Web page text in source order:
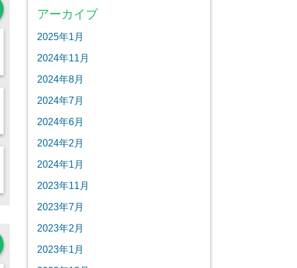
アーカイブ
2025年1月
2024年11月
2024年8月
2024年7月
2024年6月
2024年2月
2024年1月
2023年11月
2023年7月
2023年2月
2023年1月